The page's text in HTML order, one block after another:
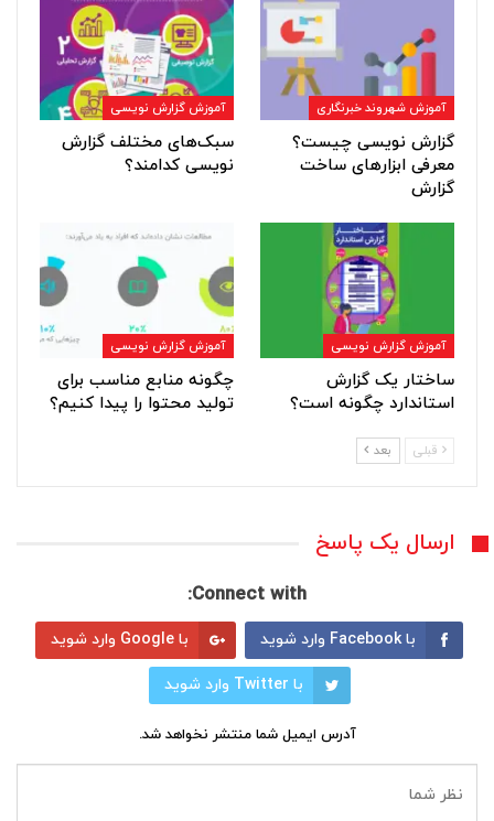
آموزش شهروند خبرنگاری
گزارش نویسی چیست؟
معرفی ابزارهای ساخت
گزارش
آموزش گزارش نویسی
سبک‌های مختلف گزارش
نویسی کدامند؟
آموزش گزارش نویسی
ساختار یک گزارش
استاندارد چگونه است؟
آموزش گزارش نویسی
چگونه منابع مناسب برای
تولید محتوا را پیدا کنیم؟
قبلی بعد
ارسال یک پاسخ
Connect with:
با Facebook وارد شوید با Google وارد شوید
با Twitter وارد شوید
آدرس ایمیل شما منتشر نخواهد شد.